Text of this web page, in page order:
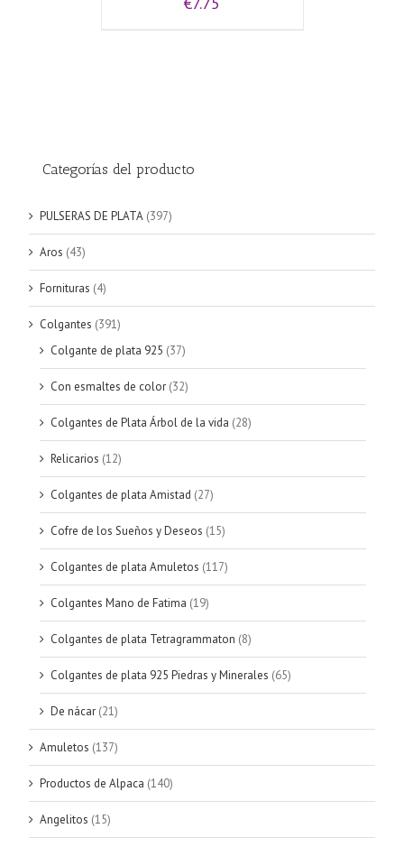
Categorías del producto
PULSERAS DE PLATA (397)
Aros (43)
Fornituras (4)
Colgantes (391)
Colgante de plata 925 (37)
Con esmaltes de color (32)
Colgantes de Plata Árbol de la vida (28)
Relicarios (12)
Colgantes de plata Amistad (27)
Cofre de los Sueños y Deseos (15)
Colgantes de plata Amuletos (117)
Colgantes Mano de Fatima (19)
Colgantes de plata Tetragrammaton (8)
Colgantes de plata 925 Piedras y Minerales (65)
De nácar (21)
Amuletos (137)
Productos de Alpaca (140)
Angelitos (15)